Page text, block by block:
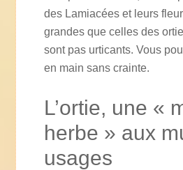
des Lamiacées et leurs
grandes que celles des
sont pas urticants. Vous
en main sans crainte.
L’ortie, une «
herbe » aux
usages